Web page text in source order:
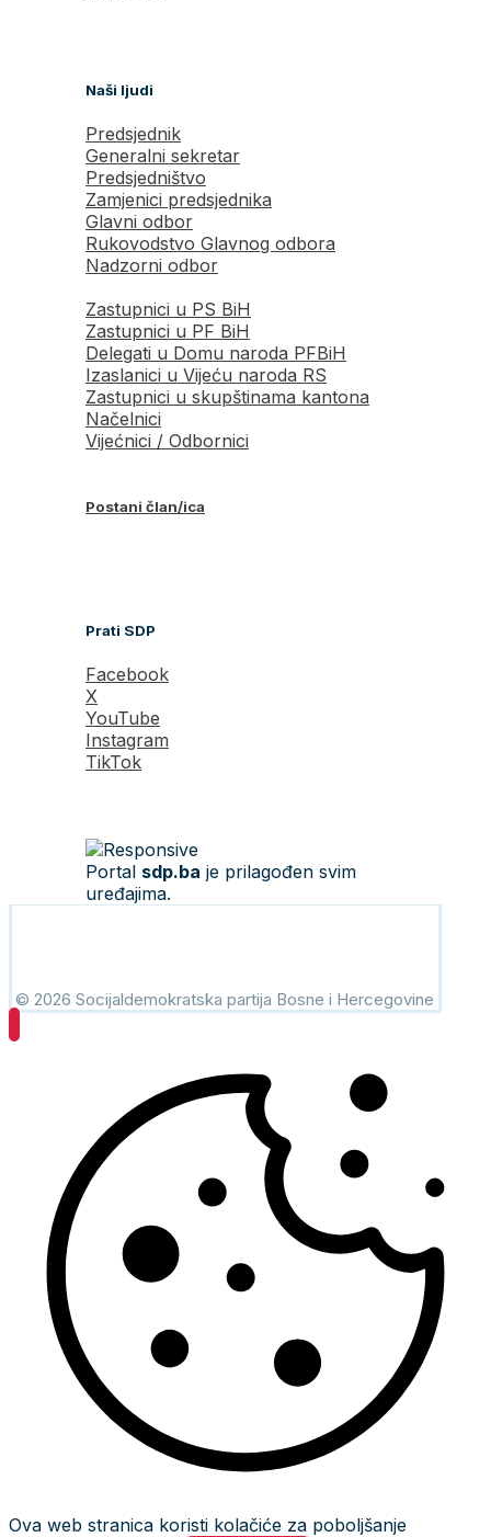
Naši ljudi
Predsjednik
Generalni sekretar
Predsjedništvo
Zamjenici predsjednika
Glavni odbor
Rukovodstvo Glavnog odbora
Nadzorni odbor
Zastupnici u PS BiH
Zastupnici u PF BiH
Delegati u Domu naroda PFBiH
Izaslanici u Vijeću naroda RS
Zastupnici u skupštinama kantona
Načelnici
Vijećnici / Odbornici
Postani član/ica
Prati SDP
Facebook
X
YouTube
Instagram
TikTok
Portal sdp.ba je prilagođen svim
uređajima.
© 2026 Socijaldemokratska partija Bosne i Hercegovine
Ova web stranica koristi kolačiće za poboljšanje